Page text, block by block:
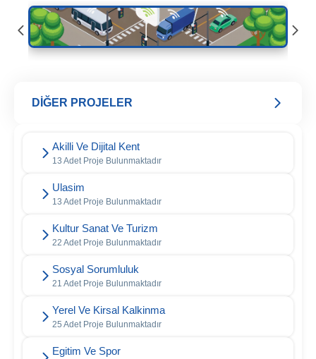
DİĞER PROJELER
Akilli Ve Dijital Kent
13 Adet Proje Bulunmaktadır
Ulasim
13 Adet Proje Bulunmaktadır
Kultur Sanat Ve Turizm
22 Adet Proje Bulunmaktadır
Sosyal Sorumluluk
21 Adet Proje Bulunmaktadır
Yerel Ve Kirsal Kalkinma
25 Adet Proje Bulunmaktadır
Egitim Ve Spor